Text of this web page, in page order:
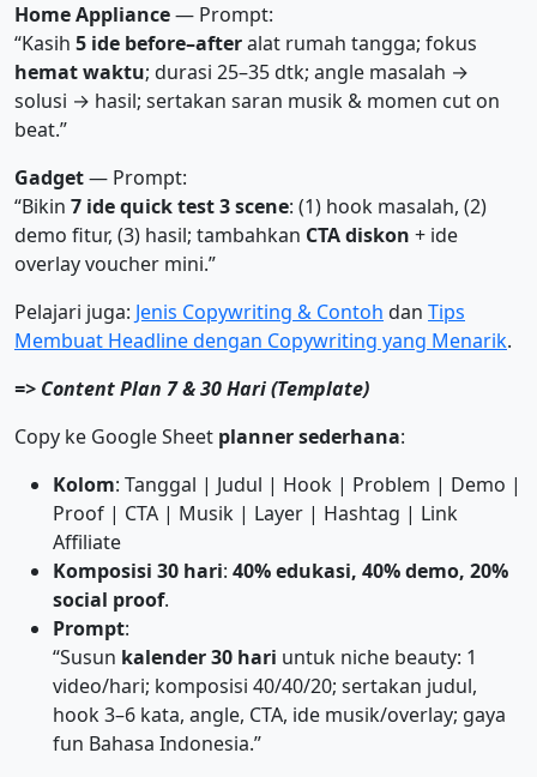
Home Appliance— Prompt:
“Kasih 5 ide before–afteralat rumah tangga; fokus
hemat waktu; durasi 25–35 dtk; angle masalah →
solusi → hasil; sertakan saran musik & momen cut on
beat.”
Gadget— Prompt:
“Bikin 7 ide quick test 3 scene: (1) hook masalah, (2)
demo fitur, (3) hasil; tambahkan CTA diskon + ide
overlay voucher mini.”
Pelajari juga: Jenis Copywriting & Contoh dan Tips
Membuat Headline dengan Copywriting yang Menarik.
=> Content Plan 7 & 30 Hari (Template)
Copy ke Google Sheet planner sederhana:
Kolom: Tanggal | Judul | Hook | Problem | Demo |
Proof | CTA | Musik | Layer | Hashtag | Link
Affiliate
Komposisi 30 hari: 40% edukasi, 40% demo, 20%
social proof.
Prompt:
“Susun kalender 30 hari untuk niche beauty: 1
video/hari; komposisi 40/40/20; sertakan judul,
hook 3–6 kata, angle, CTA, ide musik/overlay; gaya
fun Bahasa Indonesia.”